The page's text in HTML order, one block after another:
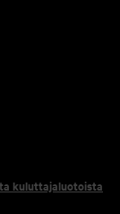
kuluttajaluotoista